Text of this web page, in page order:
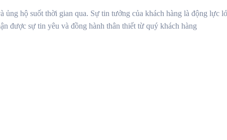
ủng hộ suốt thời gian qua. Sự tin tưởng của khách hàng là động
được sự tin yêu và đồng hành thân thiết từ quý khách hàng